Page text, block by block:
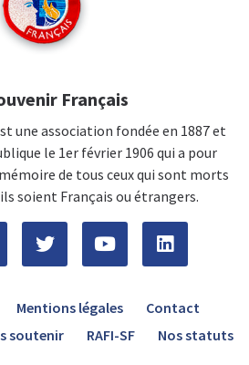
Français
une association fondée en 1887 et
le 1er février 1906 qui a pour
de tous ceux qui sont morts
soient Français ou étrangers.
Mentions légales
Contact
soutenir RAFI-SF Nos statuts